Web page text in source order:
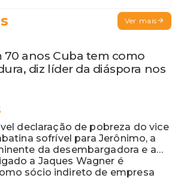
Ver mais
70 anos Cuba tem como
diz líder da diáspora nos
declaração de pobreza do vice
sofrível para Jerônimo, a
da desembargadora e a
para o MP baiano
a Jaques Wagner é
sócio indireto de empresa